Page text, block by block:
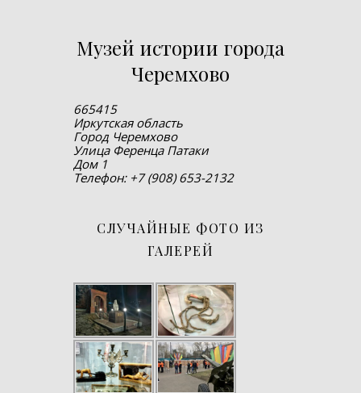
Музей истории города
Черемхово
665415
Иркутская область
Город Черемхово
Улица Ференца Патаки
Дом 1
Телефон: +7 (908) 653-2132
СЛУЧАЙНЫЕ ФОТО ИЗ
ГАЛЕРЕЙ